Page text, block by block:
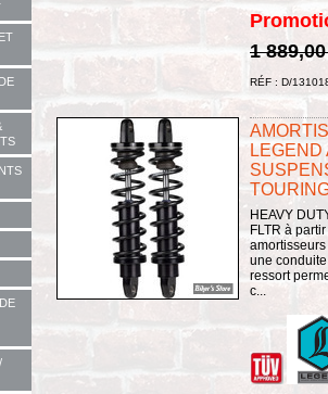
1
RÉF : D/
LEGEND
HEAVY
FLTR à
une
ressort
c...